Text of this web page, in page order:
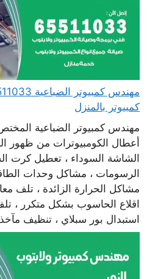
كمبيوتر بالمنزل
مهندس كمبيوتر الضباعية
أعطال الكومبيوترات من ظهور
الشاشة السوداء ، تعطيل كرت
الرسومات ، مشاكل وحدات
مشاكل الحرارة الزائدة ، تلف
اقلاع الحاسوب بشكل متكرر ،
استبدال بور سبلاي ، تنظيف